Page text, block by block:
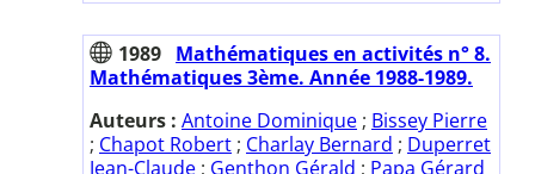
1989 Mathématiques en activités n° 8.
Mathématiques 3ème. Année 1988-1989.
Auteurs : Antoine Dominique ; Bissey Pierre
; Chapot Robert ; Charlay Bernard ; Duperret
Jean-Claude ; Genthon Gérald ; Papa Gérard